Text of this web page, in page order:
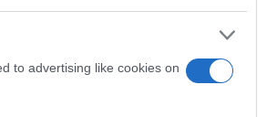
to advertising like cookies on
Google